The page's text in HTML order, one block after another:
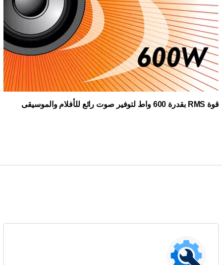
قوة RMS بقدرة 600 واط لتوفير صوت رائع للأفلام والموسيقى